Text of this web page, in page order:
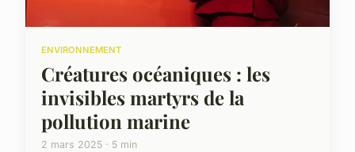
ENVIRONNEMENT
Créatures océaniques : les
invisibles martyrs de la
pollution marine
2 mars 2025 · 5 min